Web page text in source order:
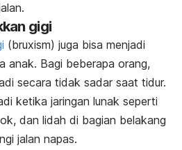
gigi
(bruxism) juga bisa menjadi
anak. Bagi beberapa orang,
secara tidak sadar saat tidur.
ketika jaringan lunak seperti
dan lidah di bagian belakang
jalan napas.